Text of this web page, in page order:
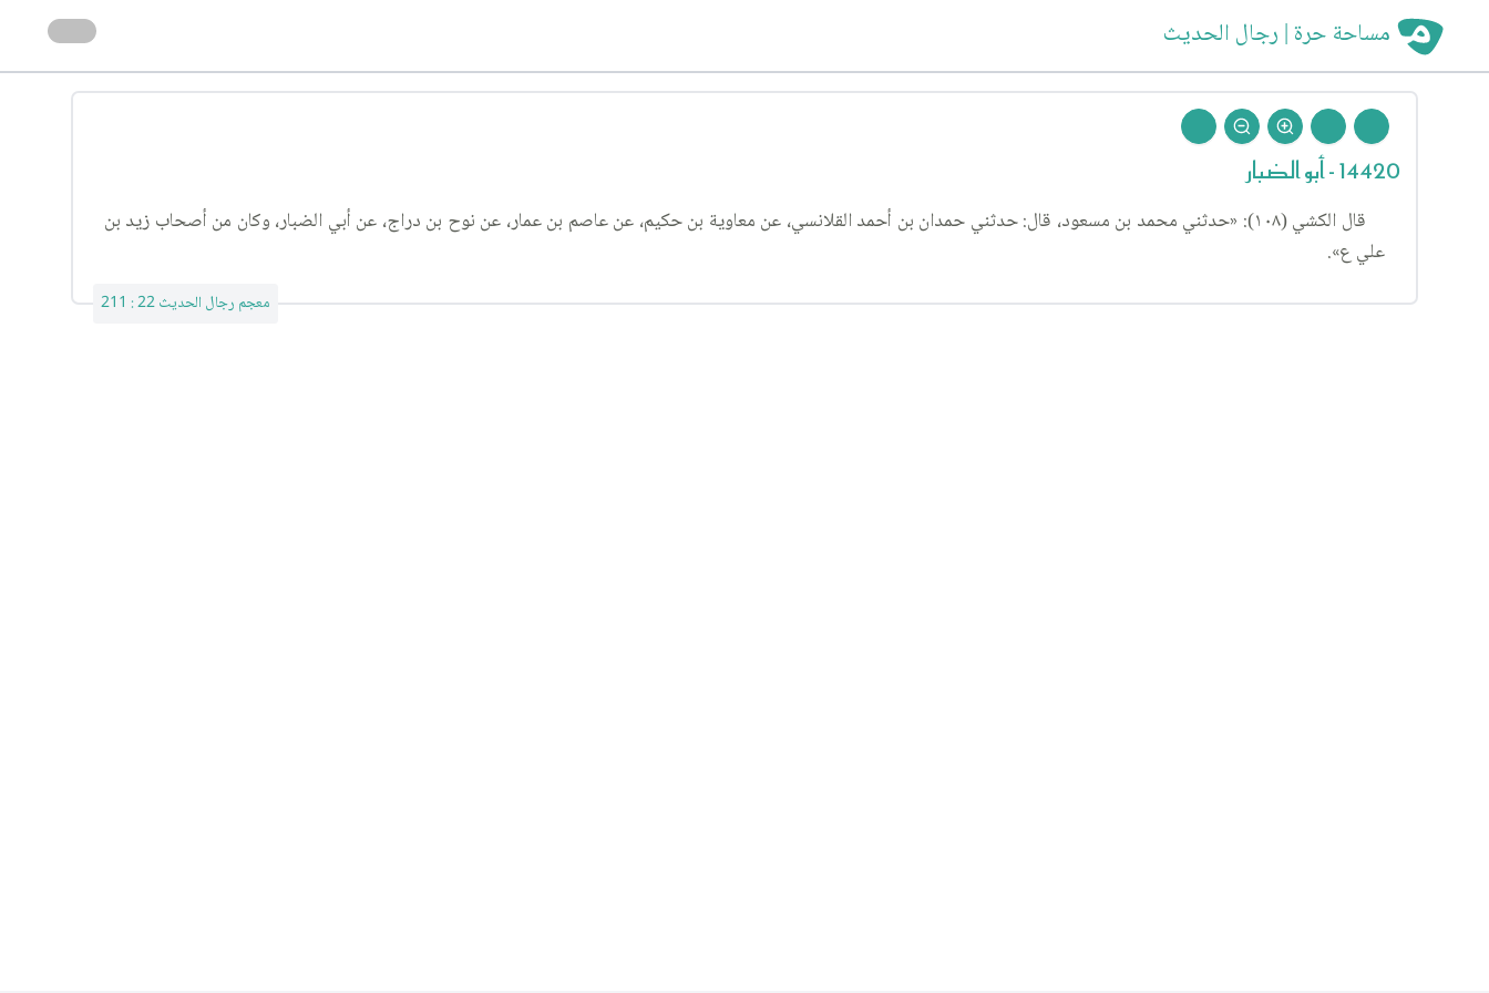
مساحة حرة | رجال الحديث
14420 - أبو الضبار
قال الكشي (١٠٨): «حدثني محمد بن مسعود، قال: حدثني حمدان بن أحمد القلانسي، عن معاوية بن حكيم، عن عاصم بن عمار، عن نوح بن دراج، عن أبي الضبار، وكان من أصحاب زيد بن
علي ع».
معجم رجال الحديث 22 : 211